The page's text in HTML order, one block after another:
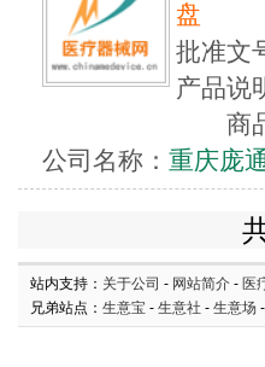
盘
批准
产品
商品
公司名称： 重庆庞
站内支持： 关于公司 - 网站简介 - 医
兄弟站点： 生意宝 - 生意社 - 生意场 -